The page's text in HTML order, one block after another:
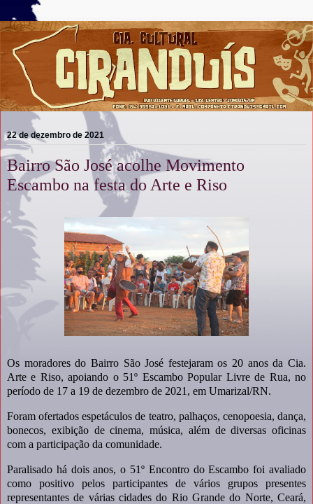
22 de dezembro de 2021
Bairro São José acolhe Movimento
Escambo na festa do Arte e Riso
Os moradores do Bairro São José festejaram os 20 anos da Cia.
Arte e Riso, apoiando o 51º Escambo Popular Livre de Rua, no
período de 17 a 19 de dezembro de 2021, em Umarizal/RN.
Foram ofertados espetáculos de teatro, palhaços, cenopoesia, dança,
bonecos, exibição de cinema, música, além de diversas oficinas
com a participação da comunidade.
Paralisado há dois anos, o 51º Encontro do Escambo foi avaliado
como positivo pelos participantes de vários grupos presentes
representantes de várias cidades do Rio Grande do Norte, Ceará,